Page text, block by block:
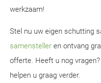
werkzaam!
Stel nu uw eigen schutting
samensteller en ontvang
offerte. Heeft u nog
helpen u graag verder.